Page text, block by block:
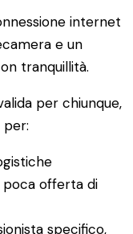
internet
e un
tranquillità.
per chiunque,
poca offerta di
specifico,